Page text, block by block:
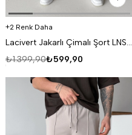
2 Renk Daha
Lacivert Jakarlı Çimalı Şort LNS 93056
₺599,90
₺1.399,90